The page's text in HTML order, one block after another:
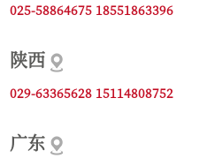
025-58864675 18551863396
陕西
029-63365628 15114808752
广东